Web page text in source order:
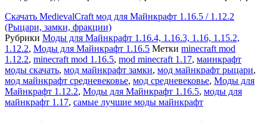
Скачать MedievalCraft мод для Майнкрафт 1.16.5 / 1.12.2
(Рыцари, замки, фракции)
Рубрики Моды для Майнкрафт 1.16.4, 1.16.3, 1.16, 1.15.2,
1.12.2, Моды для Майнкрафт 1.16.5 Метки minecraft mod
1.12.2, minecraft mod 1.16.5, mod minecraft 1.17, маинкрафт
моды скачать, мод майнкрафт замки, мод майнкрафт рыцари,
мод майнкрафт средневековье, мод средневековье, Моды для
Майнкрафт 1.12.2, Моды для Майнкрафт 1.16.5, моды для
майнкрафт 1.17, самые лучшие моды майнкрафт